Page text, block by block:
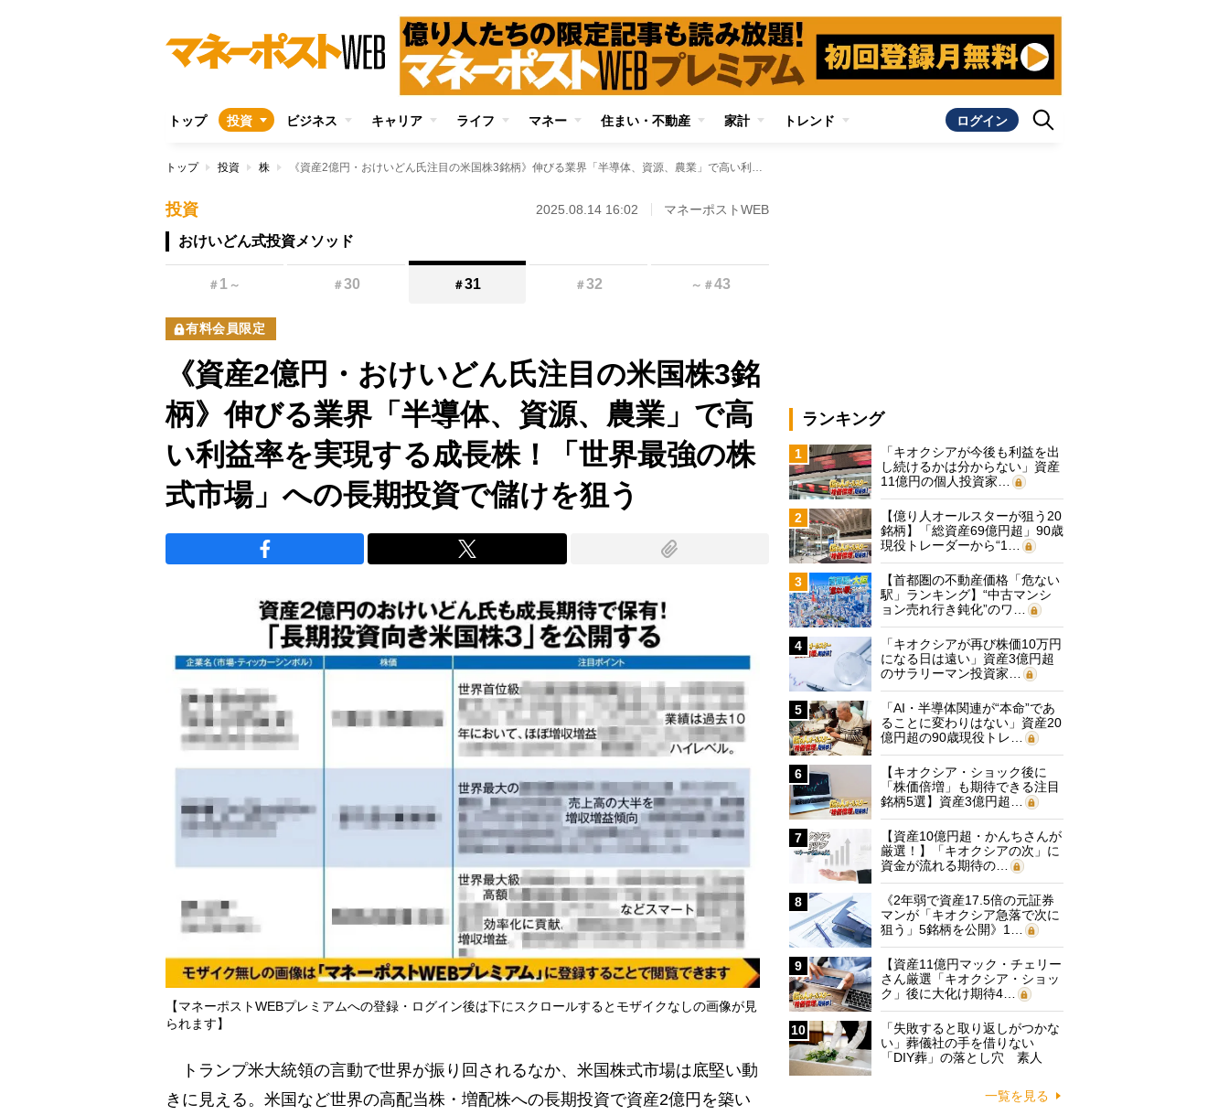
トップ 投資 ビジネス キャリア ライフ マネー 住まい・不動産 家計 トレンド ログイン
トップ 投資 株 《資産2億円・おけいどん氏注目の米国株3銘柄》伸びる業界「半導体、資源、農業」で高い利益率を実現する成長株！「世界最強の株式市場」への長期投資で儲けを狙う
投資 2025.08.14 16:02 マネーポストWEB
おけいどん式投資メソッド
＃ 1 ～ ＃30 ＃31 ＃32 ～ ＃43
有料会員限定
《資産2億円・おけいどん氏注目の米国株3銘
柄》伸びる業界「半導体、資源、農業」で高
い利益率を実現する成長株！「世界最強の株
式市場」への長期投資で儲けを狙う
【マネーポストWEBプレミアムへの登録・ログイン後は下にスクロールするとモザイクなしの画像が見
られます】
トランプ米大統領の言動で世界が振り回されるなか、米国株式市場は底堅い動
きに見える。米国など世界の高配当株・増配株への長期投資で資産2億円を築い
ランキング
1
「キオクシアが今後も利益を出
し続けるかは分からない」資産
11億円の個人投資家…
2
【億り人オールスターが狙う20
銘柄】「総資産69億円超」90歳
現役トレーダーから“1…
3
【首都圏の不動産価格「危ない
駅」ランキング】“中古マンシ
ョン売れ行き鈍化”のワ…
4
「キオクシアが再び株価10万円
になる日は遠い」資産3億円超
のサラリーマン投資家…
5
「AI・半導体関連が“本命”であ
ることに変わりはない」資産20
億円超の90歳現役トレ…
6
【キオクシア・ショック後に
「株価倍増」も期待できる注目
銘柄5選】資産3億円超…
7
【資産10億円超・かんちさんが
厳選！】「キオクシアの次」に
資金が流れる期待の…
8
《2年弱で資産17.5倍の元証券
マンが「キオクシア急落で次に
狙う」5銘柄を公開》1…
9
【資産11億円マック・チェリー
さん厳選「キオクシア・ショッ
ク」後に大化け期待4…
10
「失敗すると取り返しがつかな
い」葬儀社の手を借りない
「DIY葬」の落とし穴 素人
一覧を見る